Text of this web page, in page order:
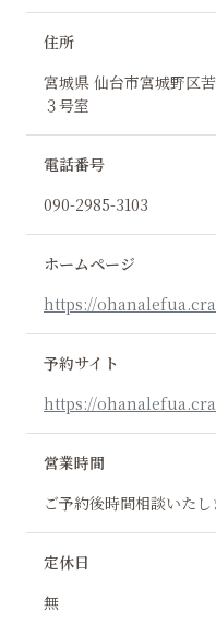
住所
宮城県 仙台市宮城野区
３号室
電話番号
090-2985-3103
ホームページ
https://
予約サイト
https://
営業時間
ご予約後時間相談いたし
定休日
無